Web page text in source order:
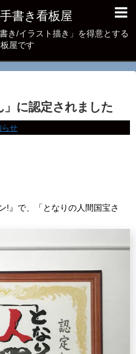
書き看板屋
き/イラスト描き」を得意とする
屋です
」に認定されました
らせ
!』で、「となりの人間国宝さ